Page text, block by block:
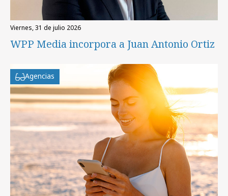
viernes, 31 de julio 2026
WPP Media incorpora a Juan Antonio Ortiz
Agencias